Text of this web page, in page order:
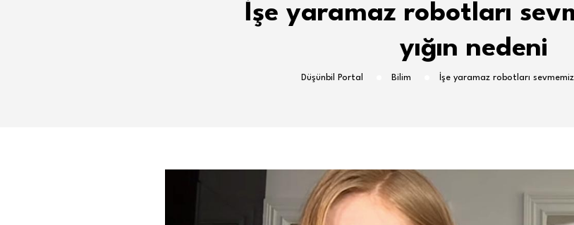
İşe yaramaz robotları
yığın nedeni
Düşünbil Portal Bilim İşe yaramaz robotları